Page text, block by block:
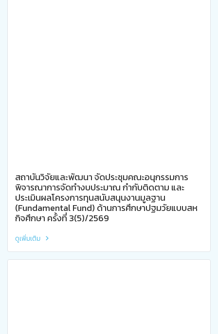
สถาบันวิจัยและพัฒนา จัดประชุมคณะอนุกรรมการ
พิจารณาการจัดทำงบประมาณ กำกับติดตาม และ
ประเมินผลโครงการทุนสนับสนุนงานมูลฐาน
(Fundamental Fund) ด้านการศึกษาปฐมวัยแบบสห
กิจศึกษา ครั้งที่ 3(5)/2569
ดูเพิ่มเติม